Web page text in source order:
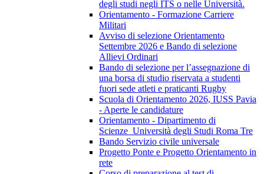
degli studi negli ITS o nelle Università.
Orientamento - Formazione Carriere
Militari
Avviso di selezione Orientamento
Settembre 2026 e Bando di selezione
Allievi Ordinari
Bando di selezione per l’assegnazione di
una borsa di studio riservata a studenti
fuori sede atleti e praticanti Rugby
Scuola di Orientamento 2026, IUSS Pavia
- Aperte le candidature
Orientamento - Dipartimento di
Scienze_Università degli Studi Roma Tre
Bando Servizio civile universale
Progetto Ponte e Progetto Orientamento in
rete